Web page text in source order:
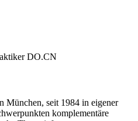
DO.CN
München, seit 1984 in eigener
komplementäre